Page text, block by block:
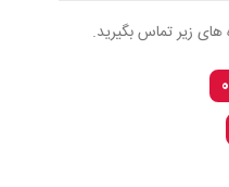
های زیر تماس بگیرید.